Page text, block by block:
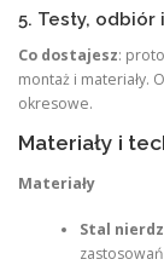
5. Testy,
Co dostajesz:
montaż i materiały.
okresowe.
Materiały i
Materiały
Stal